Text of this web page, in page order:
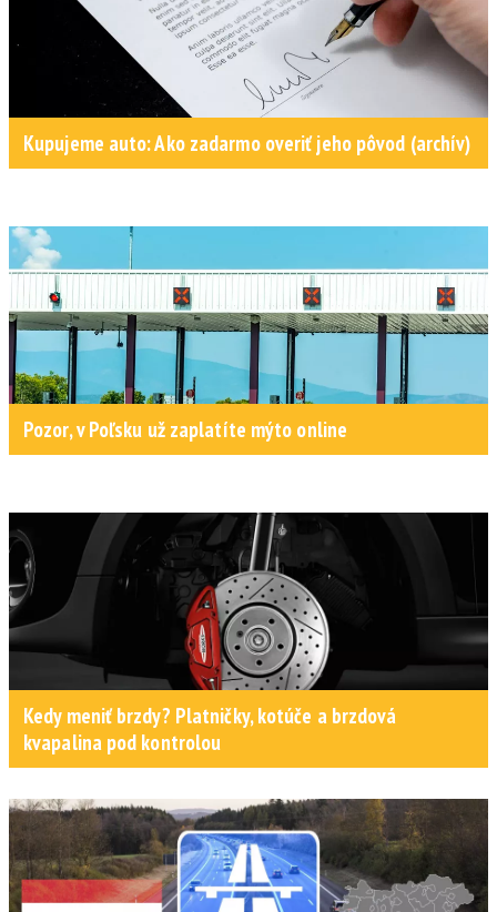
Kupujeme auto: Ako zadarmo overiť jeho pôvod (archív)
Pozor, v Poľsku už zaplatíte mýto online
Kedy meniť brzdy? Platničky, kotúče a brzdová
kvapalina pod kontrolou